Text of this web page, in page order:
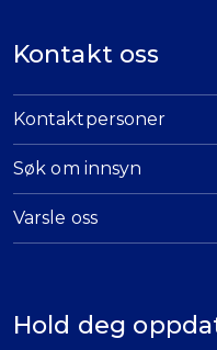
Kontakt oss
Kontaktpersoner
Søk om innsyn
Varsle oss
Hold deg